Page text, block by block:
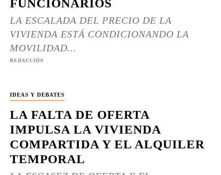
FUNCIONARIOS
LA ESCALADA DEL PRECIO DE LA
VIVIENDA ESTÁ CONDICIONANDO LA
MOVILIDAD...
REDACCIÓN
IDEAS Y DEBATES
LA FALTA DE OFERTA
IMPULSA LA VIVIENDA
COMPARTIDA Y EL ALQUILER
TEMPORAL